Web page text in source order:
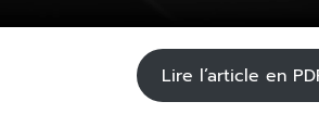
Lire l’article en